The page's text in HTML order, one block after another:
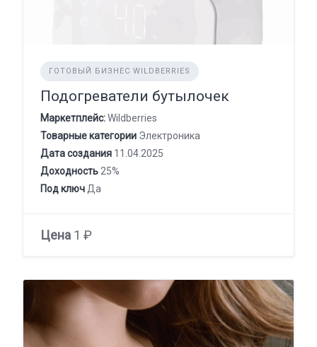
ГОТОВЫЙ БИЗНЕС WILDBERRIES
Подогреватели бутылочек
Маркетплейс:Wildberries
Товарные категории Электроника
Дата создания 11.04.2025
Доходность 25%
Под ключ Да
Цена 1 ₽